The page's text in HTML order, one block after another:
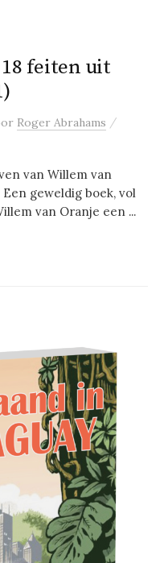
feiten uit
Roger Abrahams /
van Willem van
geweldig boek, vol
van Oranje een ...